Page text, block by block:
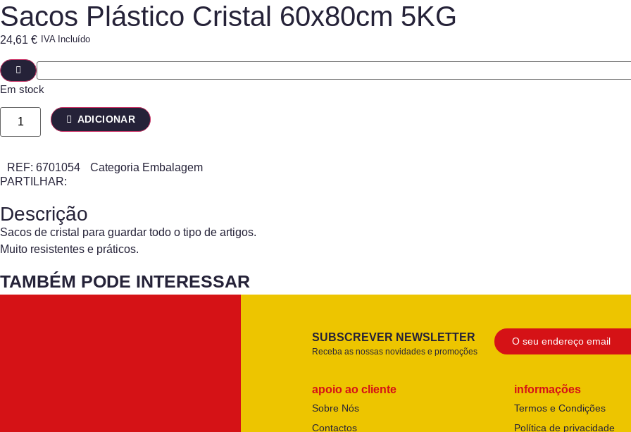
Sacos Plástico Cristal 60x80cm 5KG
24,61 € IVA Incluído
Em stock
ADICIONAR
REF: 6701054 Categoria Embalagem
PARTILHAR:
Descrição
Sacos de cristal para guardar todo o tipo de artigos.
Muito resistentes e práticos.
TAMBÉM PODE INTERESSAR
SUBSCREVER NEWSLETTER
Receba as nossas novidades e promoções
apoio ao cliente
Sobre Nós
Contactos
informações
Termos e Condições
Política de privacidade